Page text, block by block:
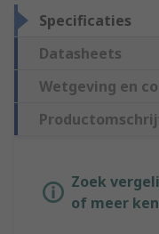
Specificaties
Datasheets
Wetgeving en
Zoek
of meer